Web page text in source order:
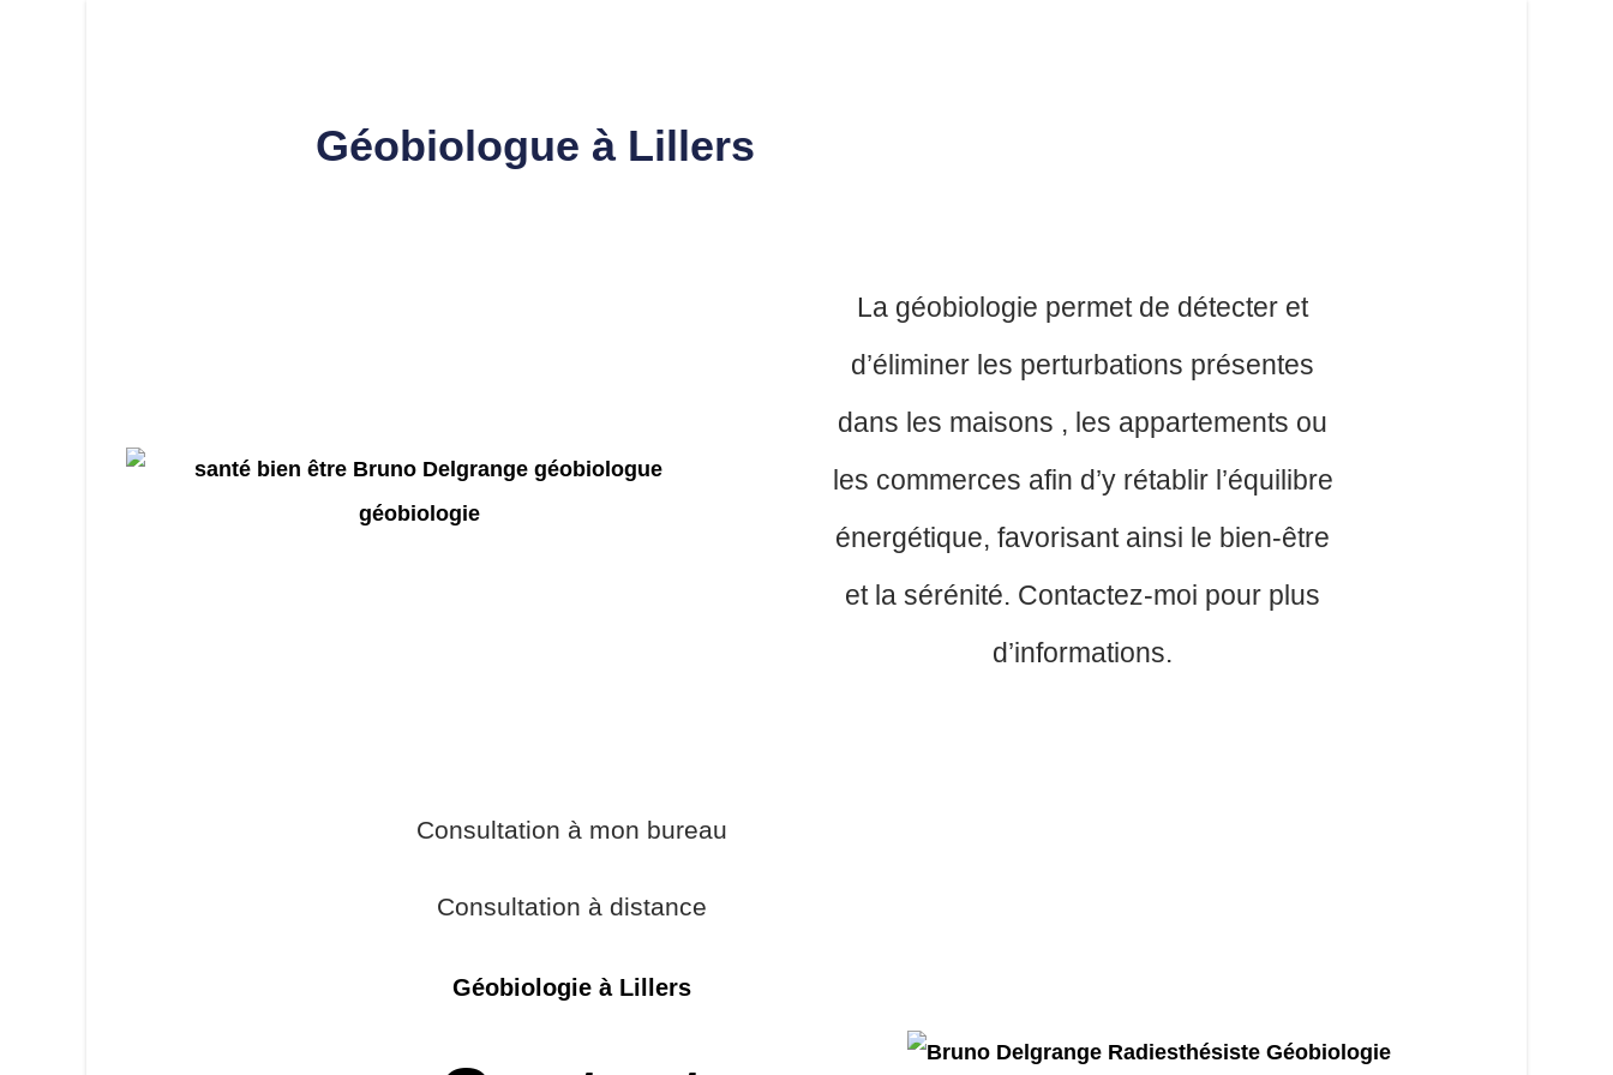
Géobiologue à Lillers
La géobiologie permet de détecter et
d’éliminer les perturbations présentes
dans les maisons , les appartements ou
les commerces afin d’y rétablir l’équilibre
énergétique, favorisant ainsi le bien-être
et la sérénité. Contactez-moi pour plus
d’informations.
Consultation à mon bureau
Consultation à distance
Géobiologie à Lillers